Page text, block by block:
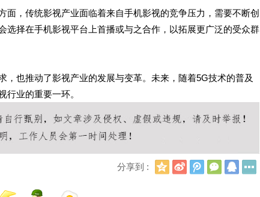
，传统影视产业面临着来自手机影视的竞争压力，需要不断创
择在手机影视平台上首播或与之合作，以拓展更广泛的受众群
也推动了影视产业的发展与变革。未来，随着5G技术的普及
行业的重要一环。
分享到 :
Q
新
浪
腾
讯
微
信
Q